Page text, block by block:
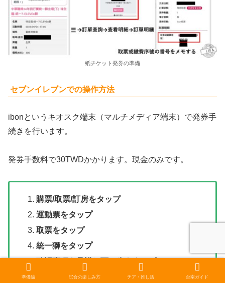
紙チケット発券の準備
セブンイレブンでの操作方法
ibonというキオスク端末（マルチメディア端末）で発券手
続きを行います。
発券手数料で30TWDかかります。現金のみです。
購票/取票/訂房をタップ
運動票をタップ
取票をタップ
統一獅をタップ
確認事項を承諾し下一歩をタップ
㉓の番号を入力し下一歩をタップ
準備編 試合の楽しみ方 チア・推し活 台南ガイド